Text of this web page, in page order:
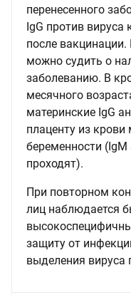
перенесенного
IgG против
после
можно судить о
заболеванию. В
месячного
материнские IgG
плаценту из крови
беременности (IgM
проходят).
При повторном
лиц наблюдается
защиту от
выделения вируса